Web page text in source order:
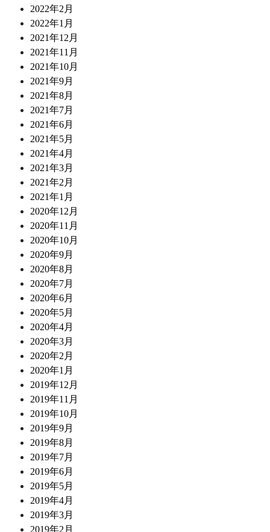
2022年2月
2022年1月
2021年12月
2021年11月
2021年10月
2021年9月
2021年8月
2021年7月
2021年6月
2021年5月
2021年4月
2021年3月
2021年2月
2021年1月
2020年12月
2020年11月
2020年10月
2020年9月
2020年8月
2020年7月
2020年6月
2020年5月
2020年4月
2020年3月
2020年2月
2020年1月
2019年12月
2019年11月
2019年10月
2019年9月
2019年8月
2019年7月
2019年6月
2019年5月
2019年4月
2019年3月
2019年2月